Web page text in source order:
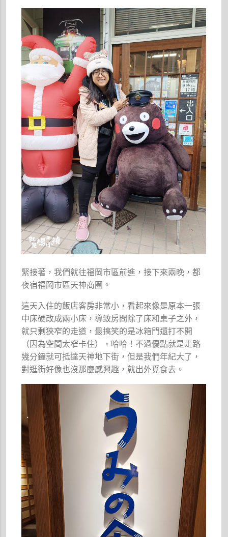
緊接著，我們就往福岡市區前進，接下來兩晚，都
夜宿福岡市區天神商圈。
這天入住的飯店客房非常小，看起來像是原本一張
中床硬改成兩小床，導致房間除了床和桌子之外，
就只剩狹窄的走道，最搞笑的是冰箱門還打不開
（因為空間太窄卡住），哈哈！不過優點就是走路
幾分鐘就可抵達天神地下街，但是我們年紀大了，
對逛街好像也沒那麼感興趣，就出外覓食去。